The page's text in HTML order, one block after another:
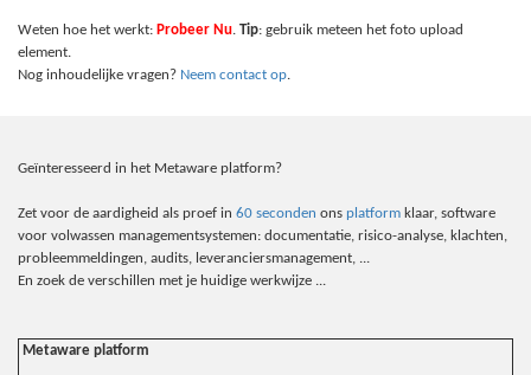
Weten hoe het werkt: Probeer Nu. Tip: gebruik meteen het foto upload
element.
Nog inhoudelijke vragen? Neem contact op.
Geïnteresseerd in het Metaware platform?
Zet voor de aardigheid als proef in 60 seconden ons platform klaar, software
voor volwassen managementsystemen: documentatie, risico-analyse, klachten,
probleemmeldingen, audits, leveranciersmanagement, ...
En zoek de verschillen met je huidige werkwijze ...
Metaware platform